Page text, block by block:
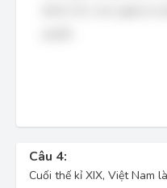
Câu 4:
Cuối thế kỉ XIX, Việt Nam